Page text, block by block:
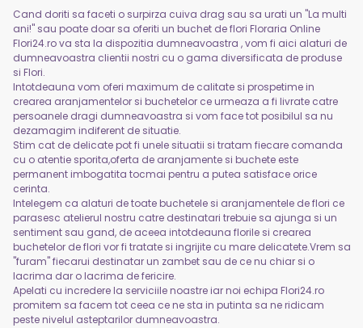
Cand doriti sa faceti o surpirza cuiva drag sau sa urati un "La multi
ani!" sau poate doar sa oferiti un buchet de flori Floraria Online
Flori24.ro va sta la dispozitia dumneavoastra , vom fi aici alaturi de
dumneavoastra clientii nostri cu o gama diversificata de produse
si Flori.
Intotdeauna vom oferi maximum de calitate si prospetime in
crearea aranjamentelor si buchetelor ce urmeaza a fi livrate catre
persoanele dragi dumneavoastra si vom face tot posibilul sa nu
dezamagim indiferent de situatie.
Stim cat de delicate pot fi unele situatii si tratam fiecare comanda
cu o atentie sporita,oferta de aranjamente si buchete este
permanent imbogatita tocmai pentru a putea satisface orice
cerinta.
Intelegem ca alaturi de toate buchetele si aranjamentele de flori ce
parasesc atelierul nostru catre destinatari trebuie sa ajunga si un
sentiment sau gand, de aceea intotdeauna florile si crearea
buchetelor de flori vor fi tratate si ingrijite cu mare delicatete.Vrem sa
"furam" fiecarui destinatar un zambet sau de ce nu chiar si o
lacrima dar o lacrima de fericire.
Apelati cu incredere la serviciile noastre iar noi echipa Flori24.ro
promitem sa facem tot ceea ce ne sta in putinta sa ne ridicam
peste nivelul asteptarilor dumneavoastra.